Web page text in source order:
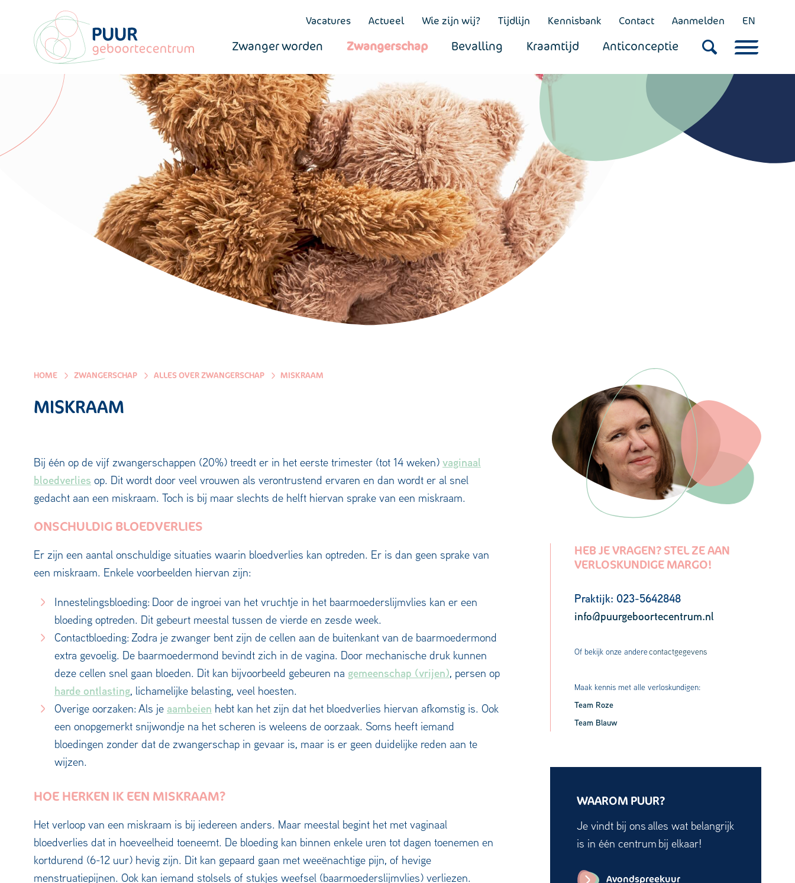
Vacatures Actueel Wie zijn wij? Tijdlijn Kennisbank Contact Aanmelden EN
Zwanger worden Zwangerschap Bevalling Kraamtijd Anticonceptie
HOME ZWANGERSCHAP ALLES OVER ZWANGERSCHAP MISKRAAM
MISKRAAM
Bij één op de vijf zwangerschappen (20%) treedt er in het eerste trimester (tot 14 weken) vaginaal
bloedverlies op. Dit wordt door veel vrouwen als verontrustend ervaren en dan wordt er al snel
gedacht aan een miskraam. Toch is bij maar slechts de helft hiervan sprake van een miskraam.
ONSCHULDIG BLOEDVERLIES
Er zijn een aantal onschuldige situaties waarin bloedverlies kan optreden. Er is dan geen sprake van
een miskraam. Enkele voorbeelden hiervan zijn:
Innestelingsbloeding: Door de ingroei van het vruchtje in het baarmoederslijmvlies kan er een
bloeding optreden. Dit gebeurt meestal tussen de vierde en zesde week.
Contactbloeding: Zodra je zwanger bent zijn de cellen aan de buitenkant van de baarmoedermond
extra gevoelig. De baarmoedermond bevindt zich in de vagina. Door mechanische druk kunnen
deze cellen snel gaan bloeden. Dit kan bijvoorbeeld gebeuren na gemeenschap (vrijen), persen op
harde ontlasting, lichamelijke belasting, veel hoesten.
Overige oorzaken: Als je aambeien hebt kan het zijn dat het bloedverlies hiervan afkomstig is. Ook
een onopgemerkt snijwondje na het scheren is weleens de oorzaak. Soms heeft iemand
bloedingen zonder dat de zwangerschap in gevaar is, maar is er geen duidelijke reden aan te
wijzen.
HOE HERKEN IK EEN MISKRAAM?
Het verloop van een miskraam is bij iedereen anders. Maar meestal begint het met vaginaal
bloedverlies dat in hoeveelheid toeneemt. De bloeding kan binnen enkele uren tot dagen toenemen en
kortdurend (6-12 uur) hevig zijn. Dit kan gepaard gaan met weeënachtige pijn, of hevige
menstruatiepijnen. Ook kan iemand stolsels of stukjes weefsel (baarmoederslijmvlies) verliezen.
HEB JE VRAGEN? STEL ZE AAN
VERLOSKUNDIGE MARGO!
Praktijk: 023-5642848
info@puurgeboortecentrum.nl
Of bekijk onze anderecontactgegevens
Maak kennis met alle verloskundigen:
Team Roze
Team Blauw
WAAROM PUUR?
Je vindt bij ons alles wat belangrijk
is in één centrum bij elkaar!
Avondspreekuur